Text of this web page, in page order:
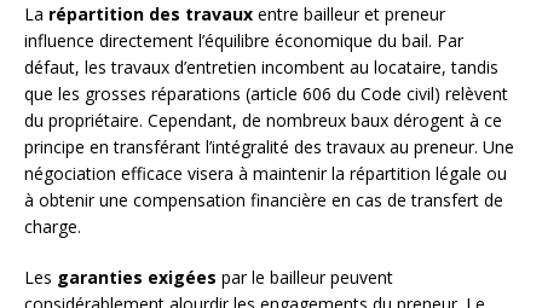
La répartition des travaux entre bailleur et preneur
influence directement l’équilibre économique du bail. Par
défaut, les travaux d’entretien incombent au locataire, tandis
que les grosses réparations (article 606 du Code civil) relèvent
du propriétaire. Cependant, de nombreux baux dérogent à ce
principe en transférant l’intégralité des travaux au preneur. Une
négociation efficace visera à maintenir la répartition légale ou
à obtenir une compensation financière en cas de transfert de
charge.
Les garanties exigées par le bailleur peuvent